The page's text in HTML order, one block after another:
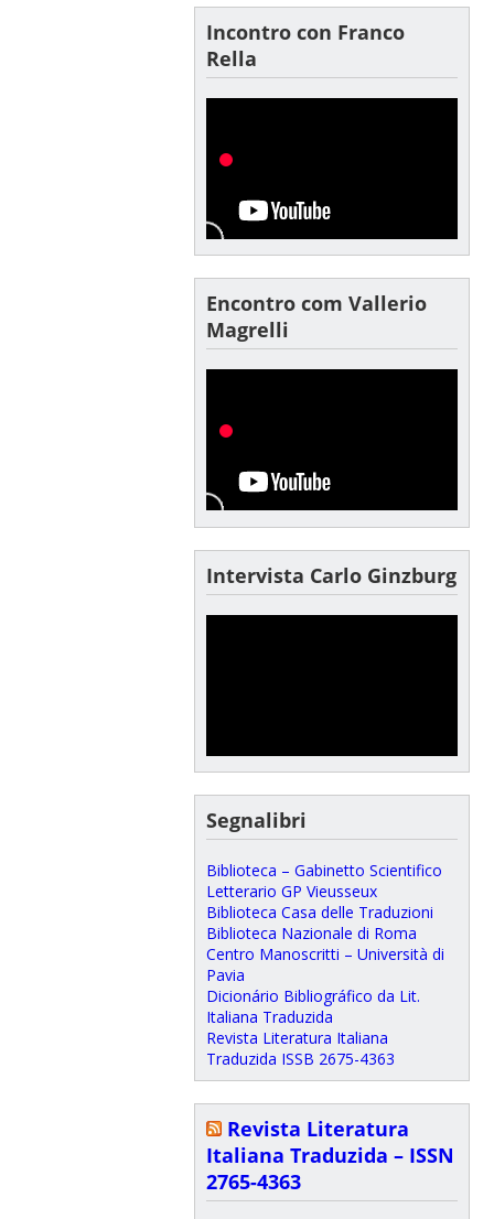
Incontro con Franco
Rella
Encontro com Vallerio
Magrelli
Intervista Carlo Ginzburg
Segnalibri
Biblioteca – Gabinetto Scientifico
Letterario GP Vieusseux
Biblioteca Casa delle Traduzioni
Biblioteca Nazionale di Roma
Centro Manoscritti – Università di
Pavia
Dicionário Bibliográfico da Lit.
Italiana Traduzida
Revista Literatura Italiana
Traduzida ISSB 2675-4363
Revista Literatura
Italiana Traduzida – ISSN
2765-4363